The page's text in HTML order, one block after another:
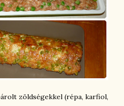
zöldségekkel (répa, karfiol,